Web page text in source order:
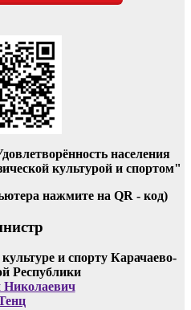
населения
культурой и спортом"
нажмите на QR - код)